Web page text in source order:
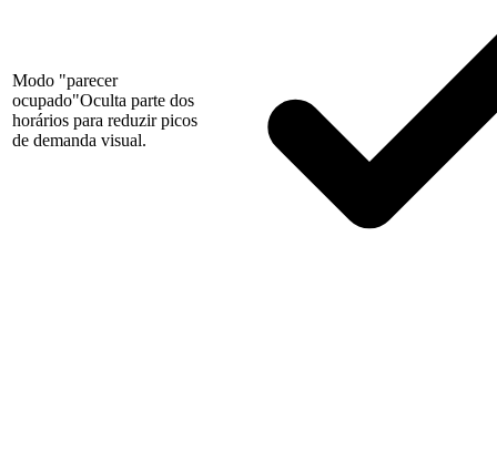
Modo "parecer
ocupado"Oculta parte dos
horários para reduzir picos
de demanda visual.